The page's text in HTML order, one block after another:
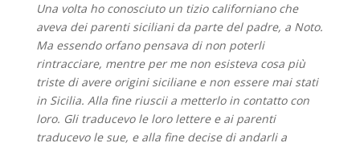
Una volta ho conosciuto un tizio californiano che
aveva dei parenti siciliani da parte del padre, a Noto.
Ma essendo orfano pensava di non poterli
rintracciare, mentre per me non esisteva cosa più
triste di avere origini siciliane e non essere mai stati
in Sicilia. Alla fine riuscii a metterlo in contatto con
loro. Gli traducevo le loro lettere e ai parenti
traducevo le sue, e alla fine decise di andarli a